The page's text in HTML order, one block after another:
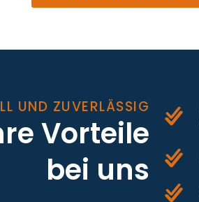
UND ZUVERLÄSSIG
Vorteile
bei uns